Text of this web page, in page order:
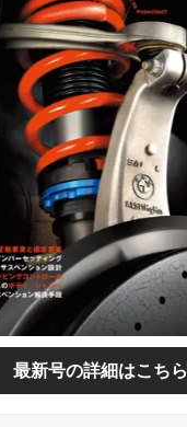
最新号の詳細はこちら